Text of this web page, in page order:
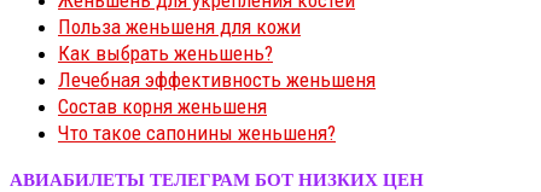
Польза женьшеня для кожи
Как выбрать женьшень?
Лечебная эффективность женьшеня
Состав корня женьшеня
Что такое сапонины женьшеня?
АВИАБИЛЕТЫ ТЕЛЕГРАМ БОТ НИЗКИХ ЦЕН